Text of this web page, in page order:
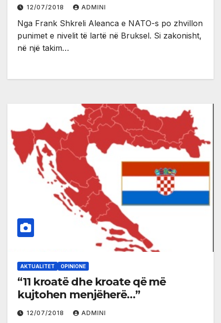
12/07/2018 ADMINI
Nga Frank Shkreli Aleanca e NATO-s po zhvillon
punimet e nivelit të lartë në Bruksel. Si zakonisht,
në një takim…
AKTUALITET OPINIONE
“11 kroatë dhe kroate që më
kujtohen menjëherë…”
12/07/2018 ADMINI